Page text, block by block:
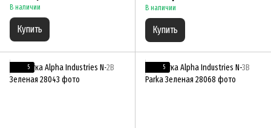
В наличии
Купить
В наличии
Купить
5 5